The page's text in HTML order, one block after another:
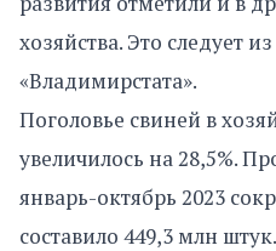
хозяйства. Это следует
«Владимирстата».
Поголовье свиней в
увеличилось на 28,5%.
январь-октябрь 2023
составило 449,3 млн